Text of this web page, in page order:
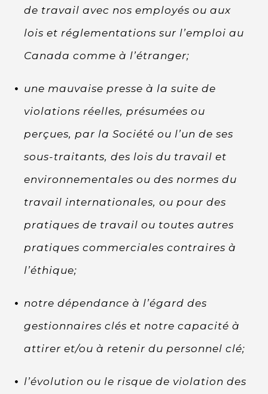
de travail avec nos employés ou aux
lois et réglementations sur l’emploi au
Canada comme à l’étranger;
une mauvaise presse à la suite de
violations réelles, présumées ou
perçues, par la Société ou l’un de ses
sous-traitants, des lois du travail et
environnementales ou des normes du
travail internationales, ou pour des
pratiques de travail ou toutes autres
pratiques commerciales contraires à
l’éthique;
notre dépendance à l’égard des
gestionnaires clés et notre capacité à
attirer et/ou à retenir du personnel clé;
l’évolution ou le risque de violation des